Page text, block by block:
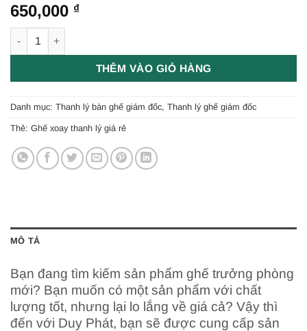
650,000 ₫
THÊM VÀO GIỎ HÀNG
Danh mục: Thanh lý bàn ghế giám đốc, Thanh lý ghế giám đốc
Thẻ: Ghế xoay thanh lý giá rẻ
MÔ TẢ
Bạn đang tìm kiếm sản phẩm ghế trưởng phòng
mới? Bạn muốn có một sản phẩm với chất
lượng tốt, nhưng lại lo lắng về giá cả? Vậy thì
đến với Duy Phát, bạn sẽ được cung cấp sản